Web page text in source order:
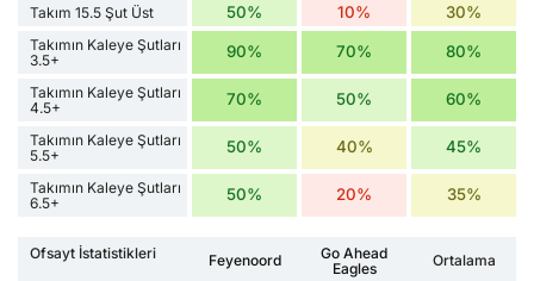
Takım 15.5 Şut Üst 50% 10% 30%
Takımın Kaleye Şutları
3.5+
90% 70% 80%
Takımın Kaleye Şutları
4.5+
70% 50% 60%
Takımın Kaleye Şutları
5.5+
50% 40% 45%
Takımın Kaleye Şutları
6.5+
50% 20% 35%
Ofsayt İstatistikleri Feyenoord
Go Ahead
Eagles
Ortalama